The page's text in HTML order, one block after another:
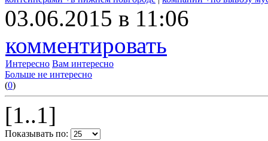
03.06.2015 в 11:06
комментировать
Интересно Вам интересно
Больше не интересно
(0)
[1..1]
Показывать по: